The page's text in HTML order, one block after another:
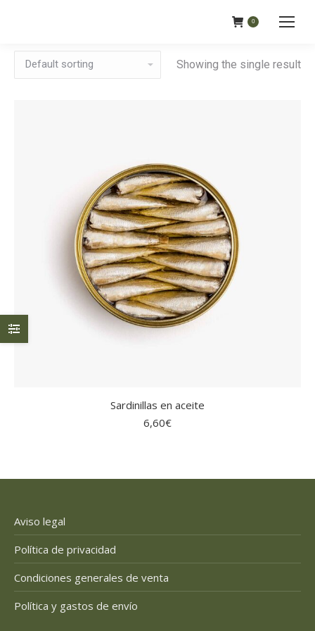
0
Showing the single result
Sardinillas en aceite
6,60€
Aviso legal
Política de privacidad
Condiciones generales de venta
Política y gastos de envío